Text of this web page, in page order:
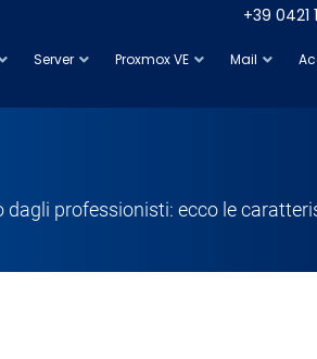
+39 0421
Server Proxmox VE Mail
professionisti: ecco le